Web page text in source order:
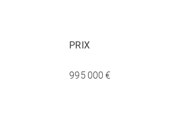
PRIX
995 000 €